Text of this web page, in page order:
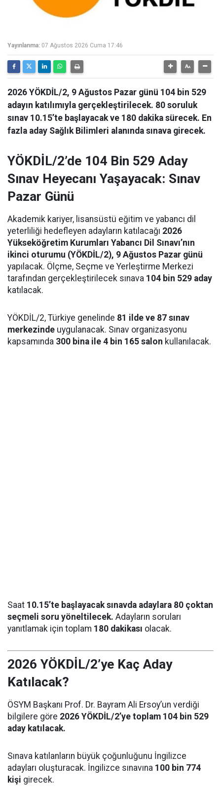
Yayınlanma: 07 Ağustos 2026 Cuma 17:46
2026 YÖKDİL/2, 9 Ağustos Pazar günü 104 bin 529
adayın katılımıyla gerçekleştirilecek. 80 soruluk
sınav 10.15’te başlayacak ve 180 dakika sürecek. En
fazla aday Sağlık Bilimleri alanında sınava girecek.
YÖKDİL/2’de 104 Bin 529 Aday
Sınav Heyecanı Yaşayacak: Sınav
Pazar Günü
Akademik kariyer, lisansüstü eğitim ve yabancı dil
yeterliliği hedefleyen adayların katılacağı 2026
Yükseköğretim Kurumları Yabancı Dil Sınavı’nın
ikinci oturumu (YÖKDİL/2), 9 Ağustos Pazar günü
yapılacak. Ölçme, Seçme ve Yerleştirme Merkezi
tarafından gerçekleştirilecek sınava 104 bin 529 aday
katılacak.
YÖKDİL/2, Türkiye genelinde 81 ilde ve 87 sınav
merkezinde uygulanacak. Sınav organizasyonu
kapsamında 300 bina ile 4 bin 165 salon kullanılacak.
Saat 10.15’te başlayacak sınavda adaylara 80 çoktan
seçmeli soru yöneltilecek. Adayların soruları
yanıtlamak için toplam 180 dakikası olacak.
2026 YÖKDİL/2’ye Kaç Aday
Katılacak?
ÖSYM Başkanı Prof. Dr. Bayram Ali Ersoy’un verdiği
bilgilere göre 2026 YÖKDİL/2’ye toplam 104 bin 529
aday katılacak.
Sınava katılanların büyük çoğunluğunu İngilizce
adayları oluşturacak. İngilizce sınavına 100 bin 774
kişi girecek.